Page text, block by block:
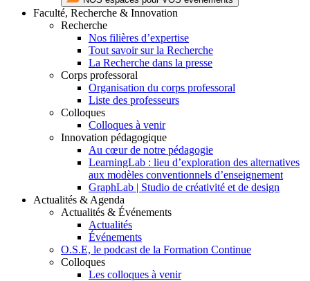
Faculté, Recherche & Innovation
Recherche
Nos filières d’expertise
Tout savoir sur la Recherche
La Recherche dans la presse
Corps professoral
Organisation du corps professoral
Liste des professeurs
Colloques
Colloques à venir
Innovation pédagogique
Au cœur de notre pédagogie
LearningLab : lieu d’exploration des alternatives
aux modèles conventionnels d’enseignement
GraphLab | Studio de créativité et de design
Actualités & Agenda
Actualités & Événements
Actualités
Événements
O.S.E, le podcast de la Formation Continue
Colloques
Les colloques à venir